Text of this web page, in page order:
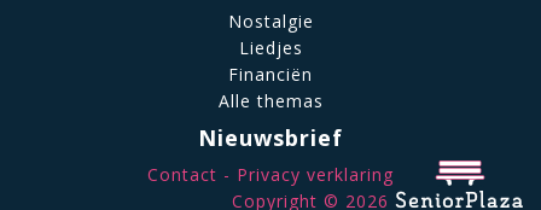
Nostalgie
Liedjes
Financiën
Alle themas
Nieuwsbrief
Contact
Privacy verklaring
Copyright © 2026